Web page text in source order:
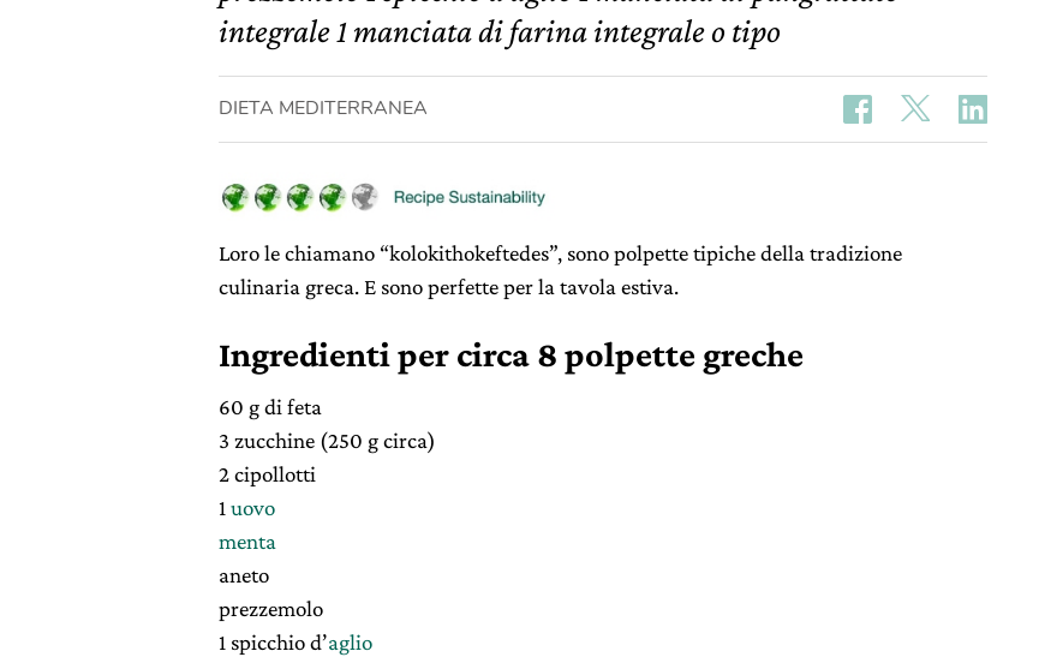
integrale 1 manciata di farina integrale o tipo
DIETA MEDITERRANEA
Loro le chiamano “kolokithokeftedes”, sono polpette tipiche della tradizione
culinaria greca. E sono perfette per la tavola estiva.
Ingredienti per circa 8 polpette greche
60 g di feta
3 zucchine (250 g circa)
2 cipollotti
1 uovo
menta
aneto
prezzemolo
1 spicchio d’aglio